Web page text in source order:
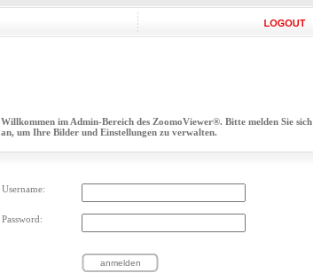
Willkommen im Admin-Bereich des ZoomoViewer®. Bitte melden Sie sich
an, um Ihre Bilder und Einstellungen zu verwalten.
Username:
Password: